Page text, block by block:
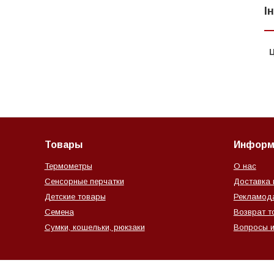
Товары
Термометры
Сенсорные перчатки
Детские товары
Семена
Сумки, кошельки, рюкзаки
О нас
Доставка
Возврат
Вопросы